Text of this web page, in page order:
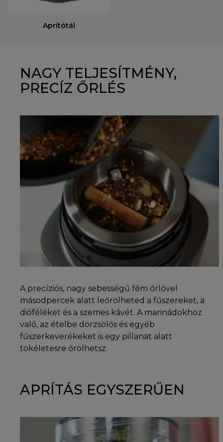
Aprítótál
NAGY TELJESÍTMÉNY,
PRECÍZ ŐRLÉS
A precíziós, nagy sebességű fém őrlővel
másodpercek alatt leőrölheted a fűszereket, a
dióféléket és a szemes kávét. A marinádokhoz
való, az ételbe dörzsölős és egyéb
fűszerkeverékeket is egy pillanat alatt
tökéletesre őrölhetsz.
APRÍTÁS EGYSZERŰEN